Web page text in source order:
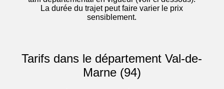
La durée du trajet peut faire varier le prix
sensiblement.
Tarifs dans le département Val-de-
Marne (94)